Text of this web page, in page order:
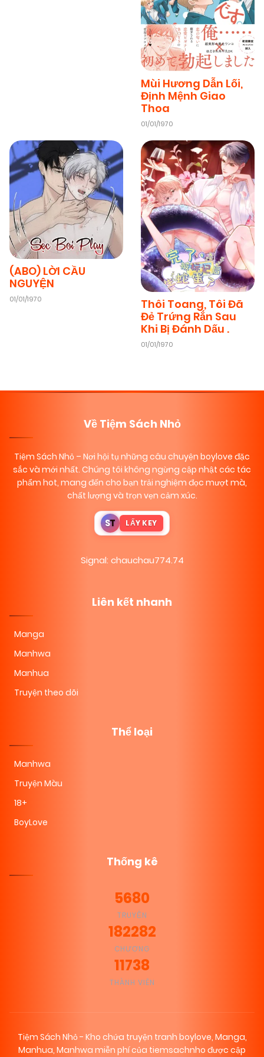
Mùi Hương Dẫn Lối,
Định Mệnh Giao
Thoa
01/01/1970
(ABO) LỜI CẦU
NGUYỆN
01/01/1970
Thôi Toang, Tôi Đã
Đẻ Trứng Rắn Sau
Khi Bị Đánh Dấu .
01/01/1970
Về Tiệm Sách Nhỏ
Tiệm Sách Nhỏ – Nơi hội tụ những câu chuyện boylove đặc
sắc và mới nhất. Chúng tôi không ngừng cập nhật các tác
phẩm hot, mang đến cho bạn trải nghiệm đọc mượt mà,
chất lượng và trọn vẹn cảm xúc.
ST LẤY KEY
Signal: chauchau774.74
Liên kết nhanh
Manga
Manhwa
Manhua
Truyện theo dõi
Thể loại
Manhwa
Truyện Màu
18+
BoyLove
Thống kê
5680
TRUYỆN
182282
CHƯƠNG
11738
THÀNH VIÊN
Tiệm Sách Nhỏ - Kho chứa truyện tranh boylove, Manga,
Manhua, Manhwa miễn phí của tiemsachnho được cập